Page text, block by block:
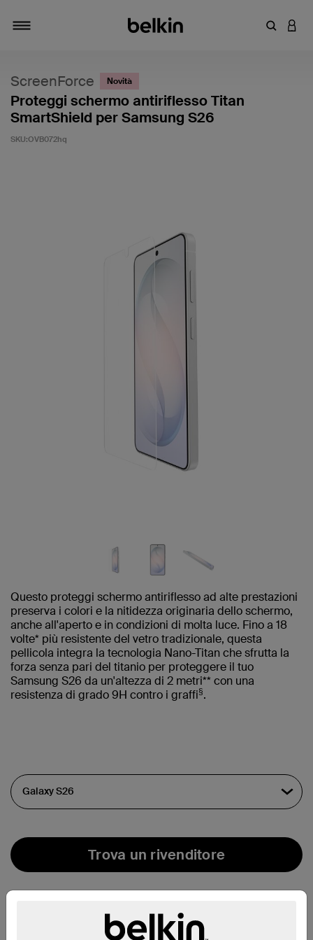
Inserisci
ScreenForce Novità
Proteggi schermo antiriflesso Titan
SmartShield per Samsung S26
SKU:OVB072hq
Questo proteggi schermo antiriflesso ad alte prestazioni
preserva i colori e la nitidezza originaria dello schermo,
anche all'aperto e in condizioni di molta luce. Fino a 18
volte* più resistente del vetro tradizionale, questa
pellicola integra la tecnologia Nano-Titan che sfrutta la
forza senza pari del titanio per proteggere il tuo
Samsung S26 da un'altezza di 2 metri** con una
resistenza di grado 9H contro i graffi§.
Trova un rivenditore